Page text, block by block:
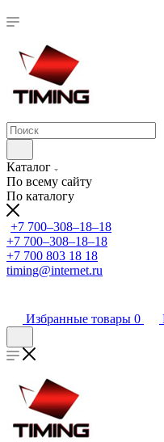
Каталог
По всему сайту
По каталогу
+7 700‒308‒18‒18
+7 700‒308‒18‒18
+7 700 803 18 18
timing@internet.ru
Избранные товары 0